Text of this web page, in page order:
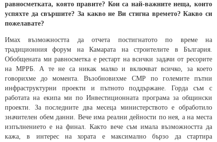
равносметката, която правите? Кои са най-важните неща, които
успяхте да свършите? За какво не Ви стигна времето? Какво си
пожелавате?
Имах възможността да отчета постигнатото по време на
традиционния форум на Камарата на строителите в България.
Обобщената ми равносметка е рестарт на всички задачи от ресорите
на МРРБ. А те не са никак малко и включват всичко, за което
говорихме до момента. Възобновихме СМР по големите пътни
инфраструктурни проекти и пътното поддържане. Горда съм с
работата на екипа ми по Инвестиционната програма за общински
проекти. За последните два месеца министерството е обработило
значителен обем данни. Вече има реални дейности по нея, а на места
изпълнението е на финал. Както вече съм имала възможността да
кажа, в интерес на хората е максимално бързо да стартира